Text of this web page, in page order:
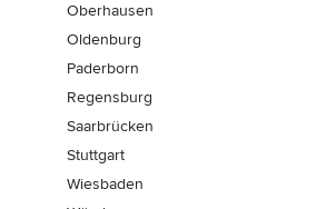
Oberhausen
Oldenburg
Paderborn
Regensburg
Saarbrücken
Stuttgart
Wiesbaden